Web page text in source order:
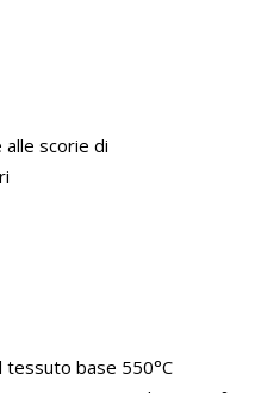
alle scorie di
base 550°C